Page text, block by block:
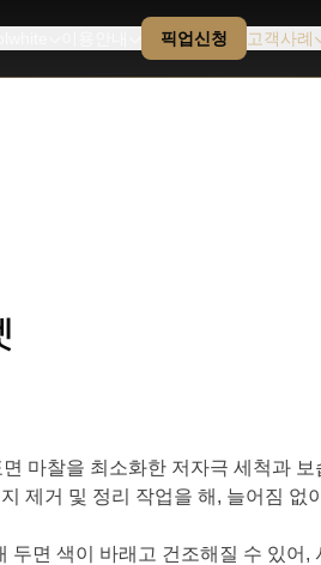
픽업신청 고객사례
마찰을 최소화한 저자극 세척과
제거 및 정리 작업을 해, 늘어짐 없
면 색이 바래고 건조해질 수 있어